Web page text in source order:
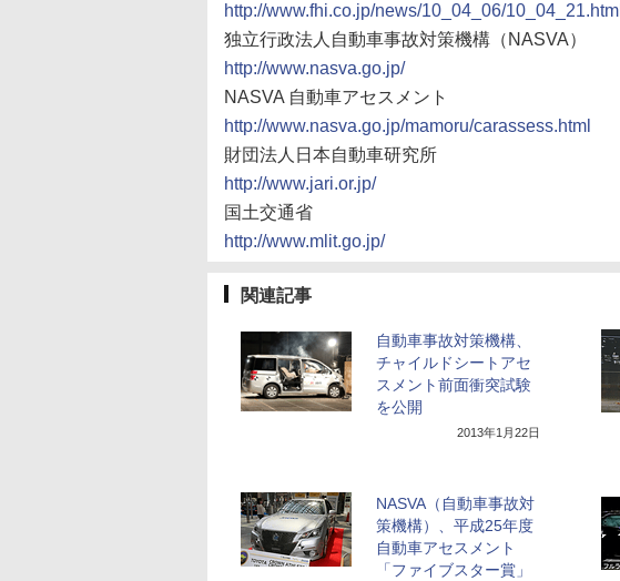
http://www.fhi.co.jp/news/10_04_06/10_04_21.html
独立行政法人自動車事故対策機構（NASVA）
http://www.nasva.go.jp/
NASVA 自動車アセスメント
http://www.nasva.go.jp/mamoru/carassess.html
財団法人日本自動車研究所
http://www.jari.or.jp/
国土交通省
http://www.mlit.go.jp/
関連記事
自動車事故対策機構、
チャイルドシートアセ
スメント前面衝突試験
を公開
2013年1月22日
NASVA（自動車事故対
策機構）、平成25年度
自動車アセスメント
「ファイブスター賞」